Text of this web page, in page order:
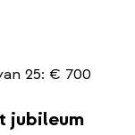
25: € 700
jubileum